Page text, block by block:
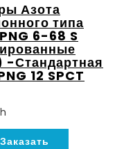
Азота
типа
6-68 S
-Стандартная
12 SPCT
Заказать